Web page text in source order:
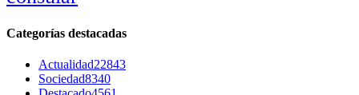
Categorías destacadas
Actualidad22843
Sociedad8340